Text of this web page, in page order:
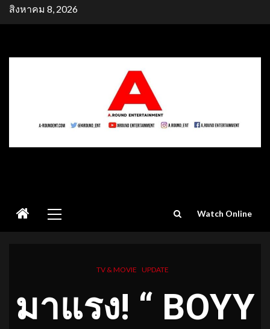
Skipสิงหาคม 8, 2026
Menu
Watch Online
TV & MOVIE UPDATE
มาแรง! “ BOYY